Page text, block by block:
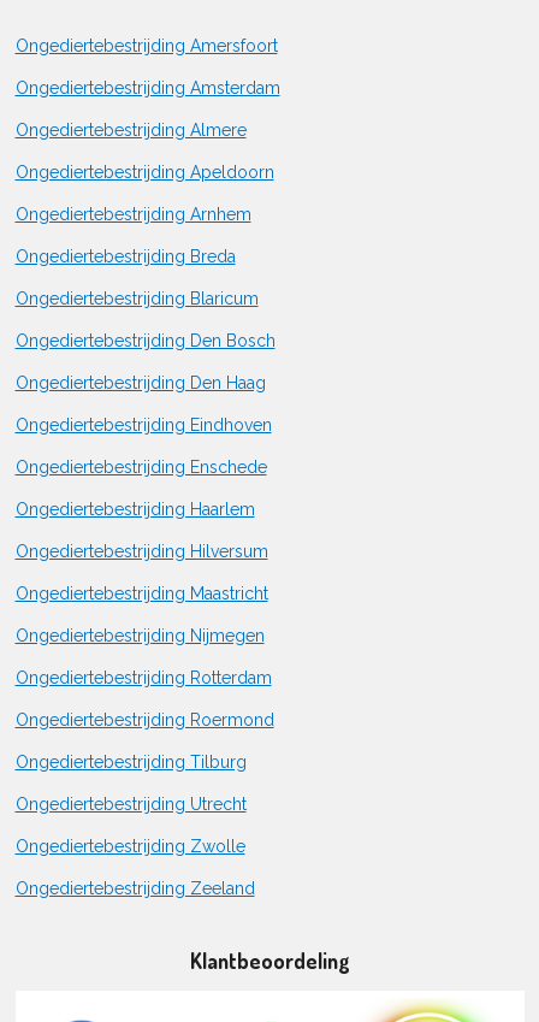
Ongediertebestrijding Amersfoort
Ongediertebestrijding Amsterdam
Ongediertebestrijding Almere
Ongediertebestrijding Apeldoorn
Ongediertebestrijding Arnhem
Ongediertebestrijding Breda
Ongediertebestrijding Blaricum
Ongediertebestrijding Den Bosch
Ongediertebestrijding Den Haag
Ongediertebestrijding Eindhoven
Ongediertebestrijding Enschede
Ongediertebestrijding Haarlem
Ongediertebestrijding Hilversum
Ongediertebestrijding Maastricht
Ongediertebestrijding Nijmegen
Ongediertebestrijding Rotterdam
Ongediertebestrijding Roermond
Ongediertebestrijding Tilburg
Ongediertebestrijding Utrecht
Ongediertebestrijding Zwolle
Ongediertebestrijding Zeeland
Klantbeoordeling